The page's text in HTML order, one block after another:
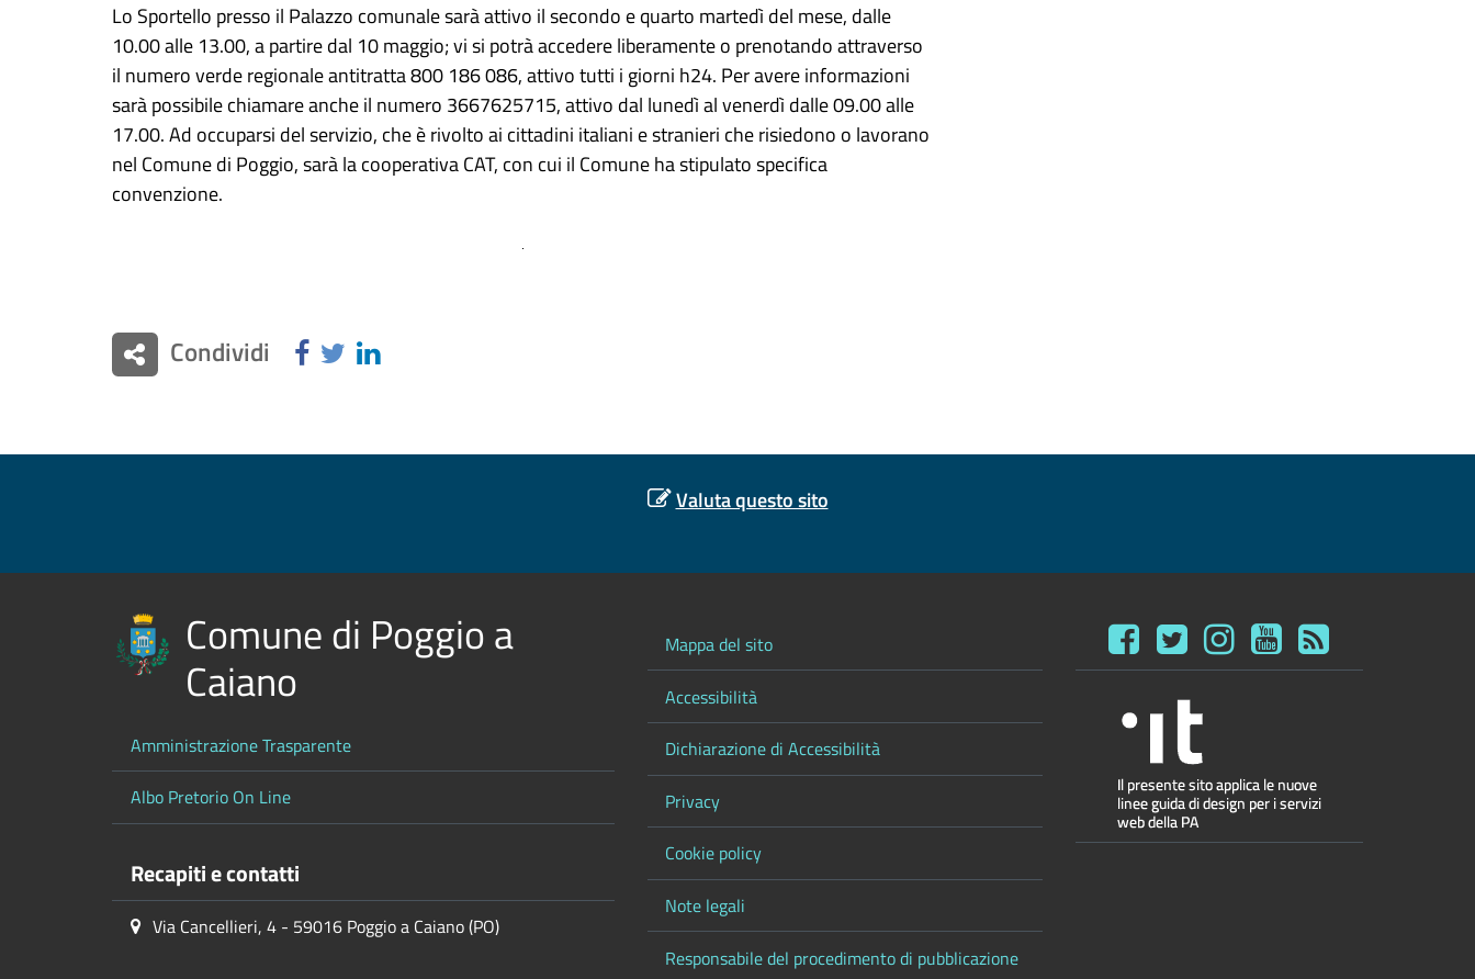
Lo Sportello presso il Palazzo comunale sarà attivo il secondo e quarto martedì del mese, dalle
10.00 alle 13.00, a partire dal 10 maggio; vi si potrà accedere liberamente o prenotando attraverso
il numero verde regionaleantitratta800 186 086, attivo tutti i giorni h24. Per avere informazioni
sarà possibile chiamare anche il numero 3667625715, attivo dal lunedì al venerdì dalle 09.00 alle
17.00. Ad occuparsi del servizio, che è rivolto ai cittadini italiani e stranieri che risiedono o lavorano
nel Comune di Poggio, sarà la cooperativa CAT, con cui il Comune ha stipulato specifica
convenzione.
Condividi
Valuta questo sito
Comune di Poggio a
Caiano
Amministrazione Trasparente
Albo Pretorio On Line
Recapiti e contatti
Via Cancellieri, 4 - 59016 Poggio a Caiano (PO)
Mappa del sito
Accessibilità
Dichiarazione di Accessibilità
Privacy
Cookie policy
Note legali
Responsabile del procedimento di pubblicazione